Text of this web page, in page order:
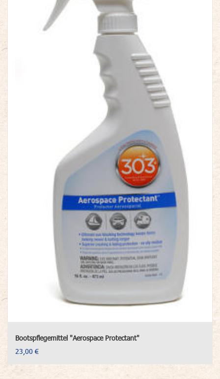
Bootspflegemittel "Aerospace Protectant"
23,00 €